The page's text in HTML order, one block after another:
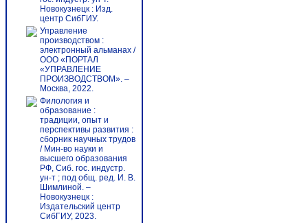
Новокузнецк : Изд.
центр СибГИУ.
Управление
производством :
электронный альманах /
ООО «ПОРТАЛ
«УПРАВЛЕНИЕ
ПРОИЗВОДСТВОМ». –
Москва, 2022.
Филология и
образование :
традиции, опыт и
перспективы развития :
сборник научных трудов
/ Мин-во науки и
высшего образования
РФ, Сиб. гос. индустр.
ун-т ; под общ. ред. И. В.
Шимлиной. –
Новокузнецк :
Издательский центр
СибГИУ, 2023.